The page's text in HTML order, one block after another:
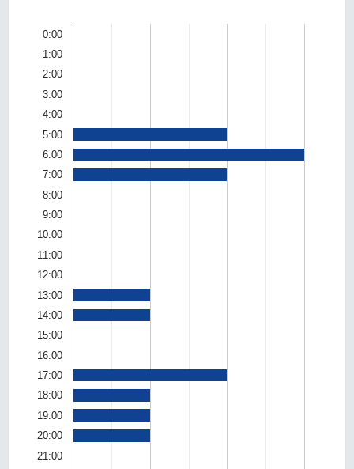
0:00
1:00
2:00
3:00
4:00
5:00
6:00
7:00
8:00
9:00
10:00
11:00
12:00
13:00
14:00
15:00
16:00
17:00
18:00
19:00
20:00
21:00